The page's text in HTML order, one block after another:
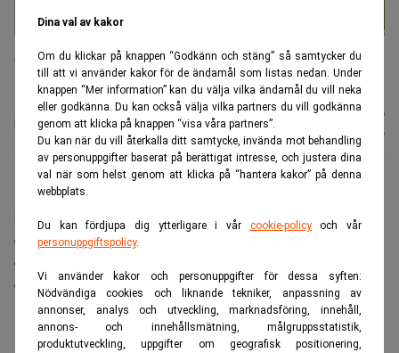
Dina val av kakor
Om du klickar på knappen “Godkänn och stäng” så samtycker du
till att vi använder kakor för de ändamål som listas nedan. Under
knappen “Mer information” kan du välja vilka ändamål du vill neka
eller godkänna. Du kan också välja vilka partners du vill godkänna
genom att klicka på knappen “visa våra partners”.
Du kan när du vill återkalla ditt samtycke, invända mot behandling
av personuppgifter baserat på berättigat intresse, och justera dina
val när som helst genom att klicka på “hantera kakor” på denna
webbplats.
Du kan fördjupa dig ytterligare i vår cookie-policyoch vår
personuppgiftspolicy.
Vi använder kakor och personuppgifter för dessa syften:
Nödvändiga cookies och liknande tekniker, anpassning av
annonser, analys och utveckling, marknadsföring, innehåll,
annons- och innehållsmätning, målgruppsstatistik,
produktutveckling, uppgifter om geografisk positionering,
väcker frågor om framtidens energitransporter. (Foto: Getty
Images)
Karin
Andersen
Publicerad: 06 aug. 2026
Uppdaterad: 06 aug. 2026
Filippinerna har identifierat
lovande förekomster av naturlig vätgas
. Den fossilfria
energikällan kan på sikt minska beroendet av LNG
och diesel och öppna för en ny typ av
energiproduktion.
ANNONS